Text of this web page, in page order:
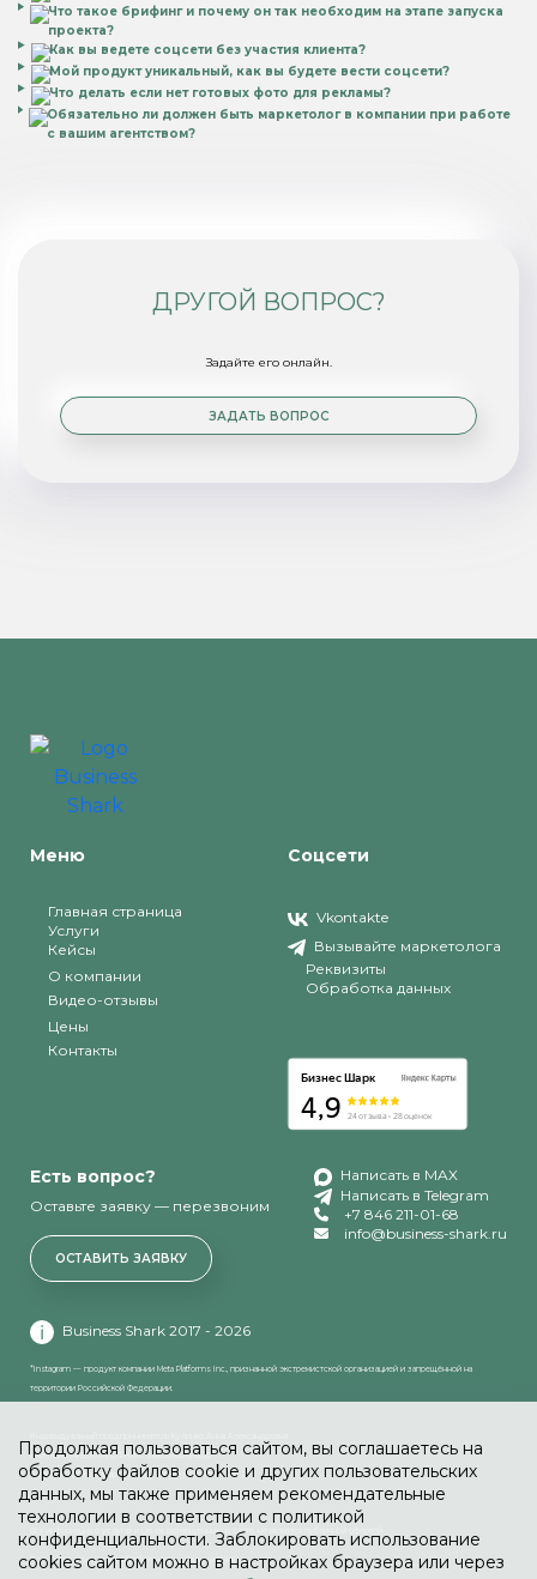
Что такое брифинг и почему он так необходим на этапе запуска
проекта?
Как вы ведете соцсети без участия клиента?
Мой продукт уникальный, как вы будете вести соцсети?
Что делать если нет готовых фото для рекламы?
Обязательно ли должен быть маркетолог в компании при работе
с вашим агентством?
ДРУГОЙ ВОПРОС?
Задайте его онлайн.
ЗАДАТЬ ВОПРОС
Продолжая пользоваться сайтом, вы соглашаетесь на
обработку файлов cookie и других пользовательских
данных, мы также применяем рекомендательные
технологии в соответствии с политикой
конфиденциальности. Заблокировать использование
cookies сайтом можно в настройках браузера или через
Меню
Главная страница
Услуги
Кейсы
О компании
Видео-отзывы
Цены
Контакты
Соцсети
Vkontakte
Вызывайте маркетолога
Реквизиты
Обработка данных
Есть вопрос?
Оставьте заявку — перезвоним
ОСТАВИТЬ ЗАЯВКУ
Написать в MAX
Написать в Telegram
+7 846 211-01-68
info@business-shark.ru
Business Shark 2017 - 2026
*Instagram — продукт компании Meta Platforms Inc., признанной экстремистской организацией и запрещённой на
территории Российской Федерации.
ИНН: 631894935765 ОГРНИП: 318631300139200
Адрес: 443080, Самарская обл., Самара г, Центральная 27
Вся информация о услугах и ценах, размещенных на сайте, не является публичной офертой
Политика в отношении обработки персональных данных